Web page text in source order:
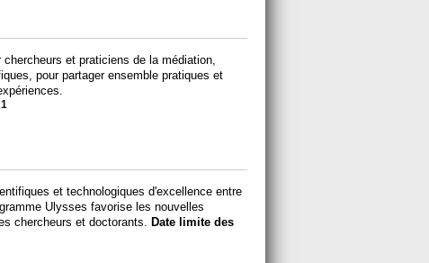
et praticiens de la médiation,
pour partager ensemble pratiques et
et technologiques d'excellence entre
Ulysses favorise les nouvelles
chercheurs et doctorants. Date limite des